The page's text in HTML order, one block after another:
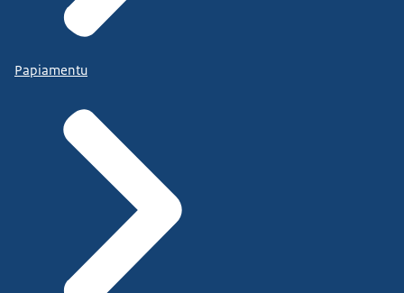
Papiamentu